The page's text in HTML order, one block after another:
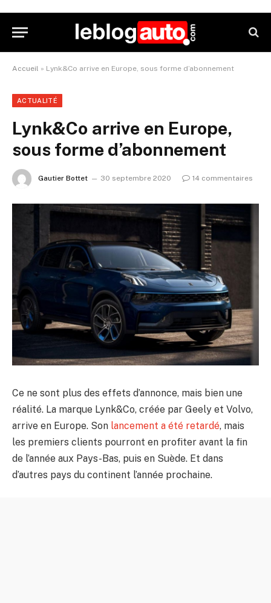
Accueil » Lynk&Co arrive en Europe, sous forme d’abonnement
ACTUALITÉ
Lynk&Co arrive en Europe,
sous forme d’abonnement
Gautier Bottet 30 septembre 2020 14 commentaires
Ce ne sont plus des effets d’annonce, mais bien une
réalité. La marque Lynk&Co, créée par Geely et Volvo,
arrive en Europe. Son lancement a été retardé, mais
les premiers clients pourront en profiter avant la fin
de l’année aux Pays-Bas, puis en Suède. Et dans
d’autres pays du continent l’année prochaine.